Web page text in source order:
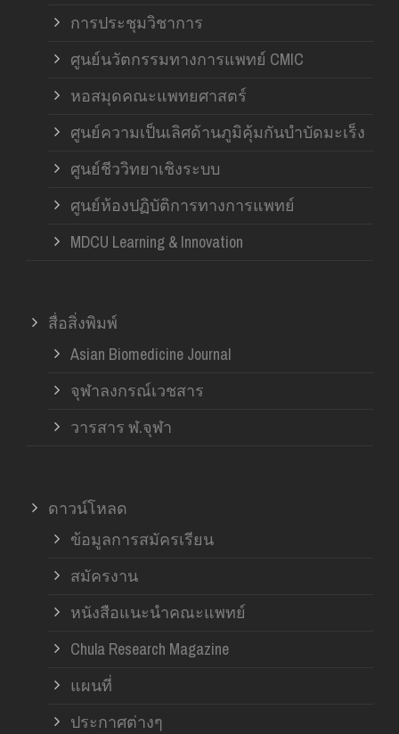
การประชุมวิชาการ
ศูนย์นวัตกรรมทางการแพทย์ CMIC
หอสมุดคณะแพทยศาสตร์
ศูนย์ความเป็นเลิศด้านภูมิคุ้มกันบำบัดมะเร็ง
ศูนย์ชีววิทยาเชิงระบบ
ศูนย์ห้องปฏิบัติการทางการแพทย์
MDCU Learning & Innovation
สื่อสิ่งพิมพ์
Asian Biomedicine Journal
จุฬาลงกรณ์เวชสาร
วารสาร ฬ.จุฬา
ดาวน์โหลด
ข้อมูลการสมัครเรียน
สมัครงาน
หนังสือแนะนำคณะแพทย์
Chula Research Magazine
แผนที่
ประกาศต่างๆ